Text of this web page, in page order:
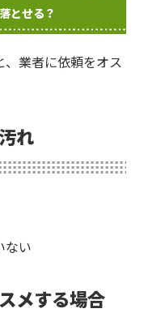
とせる？
業者に依頼をオス
れ
ない
メする場合